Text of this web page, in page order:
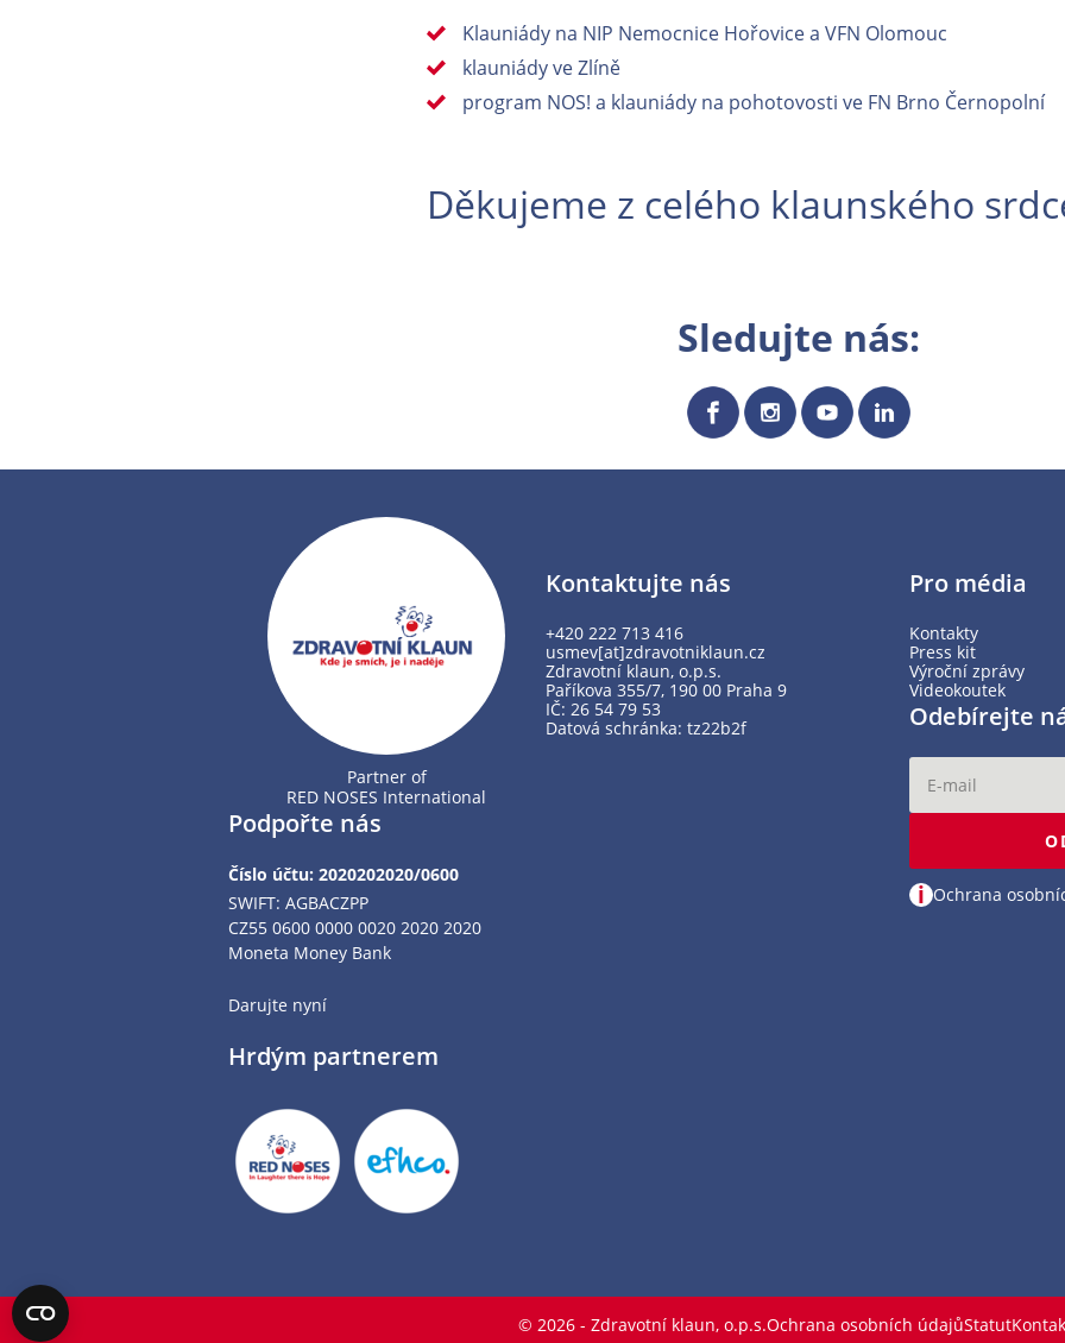
Klauniády na NIP Nemocnice Hořovice a VFN Olomouc
klauniády ve Zlíně
program NOS! a klauniády na pohotovosti ve FN Brno Černopolní
Děkujeme z celého klaunského
Sledujte nás:
Partner of
RED NOSES International
Podpořte nás
Číslo účtu: 2020202020/0600
SWIFT: AGBACZPP
CZ55 0600 0000 0020 2020 2020
Moneta Money Bank
Darujte nyní
Hrdým partnerem
Kontaktujte nás
+420 222 713 416
usmev[at]zdravotniklaun.cz
Zdravotní klaun, o.p.s.
Paříkova 355/7, 190 00 Praha 9
IČ: 26 54 79 53
Datová schránka: tz22b2f
Pro média
Kontakty
Press kit
Výroční zprávy
Videokoutek
Odebírejte
i Ochrana
© 2026 - Zdravotní klaun, o.p.s.Ochrana osobních údajůStatut